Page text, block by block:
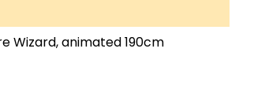
Wizard, animated 190cm